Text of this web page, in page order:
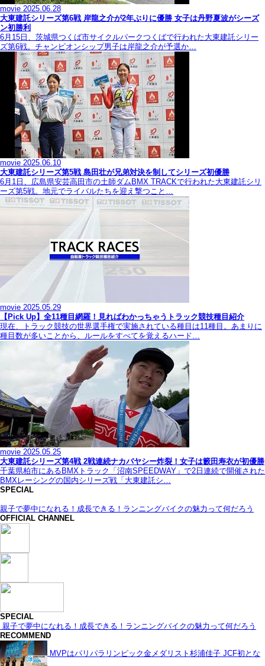
movie 2025.06.28
大東建託シリーズ第6戦 岸龍之介が2年ぶりに優勝 女子は丹野夏波がシーズ
ン初勝利
6月15日、茨城県つくば市サイクルパークつくばで行われた大東建託シリー
ズ第6戦。チャンピオンシップ男子は岸龍之介が予選か…
movie 2025.06.10
大東建託シリーズ第5戦 島田壮が兄弟対決を制してシリーズ初優勝
6月1日、広島県安芸高田市の土師ダムBMX TRACKで行われた大東建託シリ
ーズ第5戦。地元でライバルたちを迎え撃つこと…
movie 2025.05.29
【Pick Up】全11種目網羅！見ればわかっちゃうトラック競技種目紹介
現在、トラック競技の世界選手権で実施されている種目は11種目。あまりに
種目数が多いことから、ルールをすべてを覚えるハード…
movie 2025.05.25
大東建託シリーズ第4戦 2戦連続ナカバヤシー炸裂！女子は籔田寿衣が初優勝
千葉県柏市にあるBMXトラック「沼南SPEEDWAY」で2日連続で開催された
BMXレーシングの国内シリーズ戦「大東建託シ…
SPECIAL
親子で夢中になれる！成長できる！ランニングバイクの魅力って何だろう
OFFICIAL CHANNEL
SPECIAL
親子で夢中になれる！成長できる！ランニングバイクの魅力って何だろう
RECOMMEND
MVPはパリパラリンピック金メダリスト杉浦佳子 JCF初とな